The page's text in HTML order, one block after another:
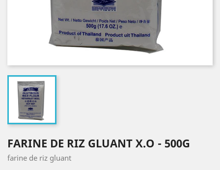
FARINE DE RIZ GLUANT X.O - 500G
farine de riz gluant